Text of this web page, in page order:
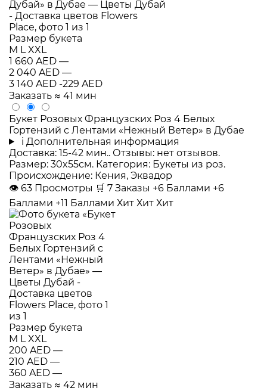
Размер букета
M LXXL
1 660 AED —
2 040 AED —
3 140 AED -229 AED
Заказать ≈ 41 мин
Букет Розовых Французских Роз 4 Белых
Гортензий с Лентами «Нежный Ветер» в Дубае
i Дополнительная информация
Доставка: 15-42 мин.. Отзывы: нет отзывов.
Размер: 30x55см. Категория: Букеты из роз.
Происхождение: Кения, Эквадор
👁 63 Просмотры 🛒 7 Заказы +6 Баллами +6
Баллами +11 Баллами Хит Хит Хит
Размер букета
M LXXL
200 AED —
210 AED —
360 AED —
Заказать ≈ 42 мин